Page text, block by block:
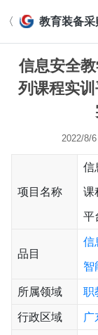
〈 教育装备采
信息安全
列课程实
2022/8/
项目名称
信
课
平
品目
信
智
所属领域 职
行政区域 广